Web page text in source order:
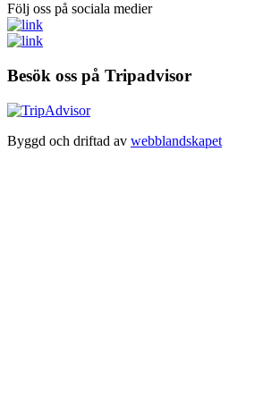
Följ oss på sociala medier
Besök oss på Tripadvisor
Byggd och driftad av webblandskapet